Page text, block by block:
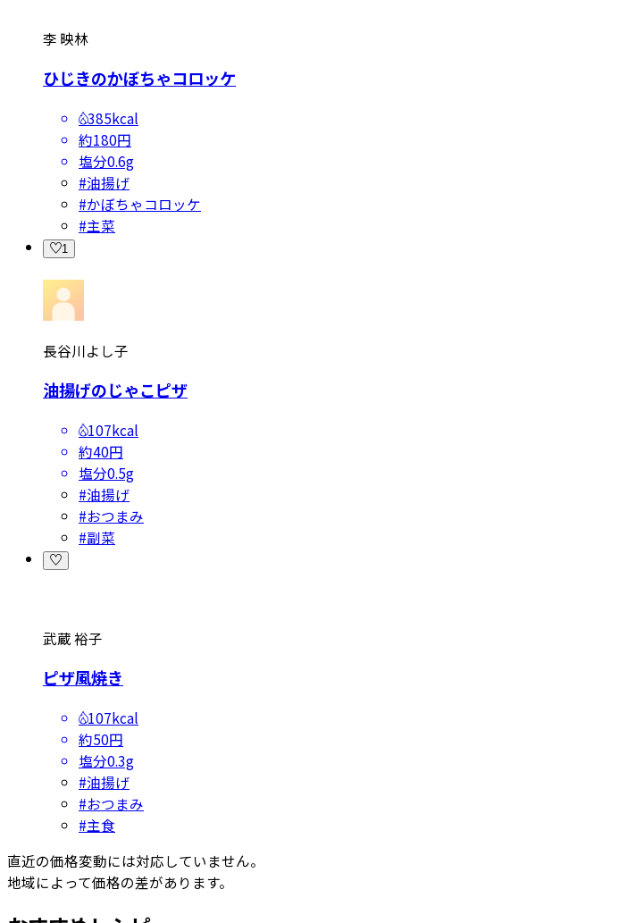
李 映林
ひじきのかぼちゃコロッケ
385kcal
約180円
塩分0.6g
#油揚げ
#かぼちゃコロッケ
#主菜
1
長谷川よし子
油揚げのじゃこピザ
107kcal
約40円
塩分0.5g
#油揚げ
#おつまみ
#副菜
武蔵 裕子
ピザ風焼き
107kcal
約50円
塩分0.3g
#油揚げ
#おつまみ
#主食
直近の価格変動には対応していません。
地域によって価格の差があります。